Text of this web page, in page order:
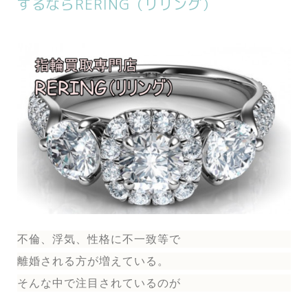
するならRERING（リリング）
不倫、浮気、性格に不一致等で
離婚される方が増えている。
そんな中で注目されているのが